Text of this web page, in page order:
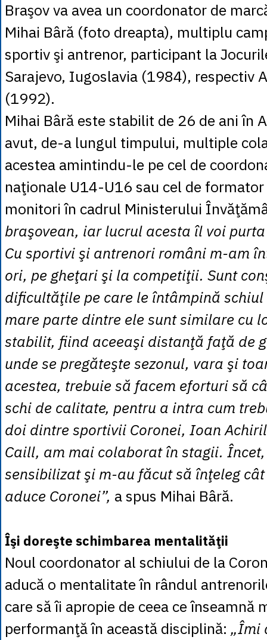
Braşov va avea un coordonator de
Mihai Bâră (foto dreapta), multiplu
sportiv şi antrenor, participant la
Sarajevo, Iugoslavia (1984), respectiv
(1992).
Mihai Bâră este stabilit de 26 de ani în
avut, de-a lungul timpului, multiple
acestea amintindu-le pe cel de
naţionale U14-U16 sau cel de
monitori în cadrul Ministerului
braşovean, iar lucrul acesta îl voi
Cu sportivi şi antrenori români m-am
ori, pe gheţari şi la competiţii. Sunt
dificultăţile pe care le întâmpină schiul
mare parte dintre ele sunt similare cu
stabilit, fiind aceeaşi distanţă faţă de
unde se pregăteşte sezonul, vara şi
acestea, trebuie să facem eforturi să
schi de calitate, pentru a intra cum
doi dintre sportivii Coronei, Ioan
Caill, am mai colaborat în stagii.
sensibilizat şi m-au făcut să înţeleg
aduce Coronei”, a spus Mihai Bâră.
Îşi doreşte schimbarea mentalităţii
Noul coordonator al schiului de la
aducă o mentalitate în rândul
care să îi apropie de ceea ce înseamnă
performanţă în această disciplină: „Îmi